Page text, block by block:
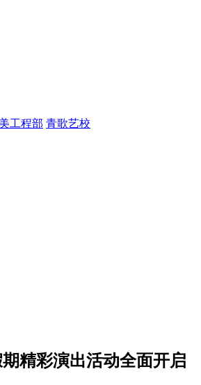
工程部 青歌艺校
精彩演出活动全面开启